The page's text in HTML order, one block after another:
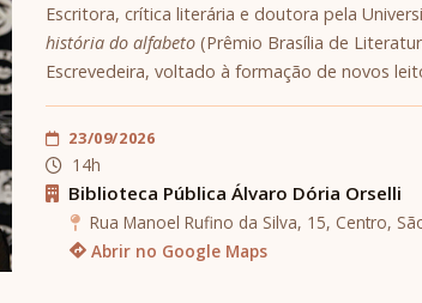
Escritora, crítica literária e doutora pela
história do alfabeto (Prêmio Brasília de
Escrevedeira, voltado à formação de novos
23/09/2026
14h
Biblioteca Pública Álvaro Dória Orselli
Rua Manoel Rufino da Silva, 15, Centro,
Abrir no Google Maps